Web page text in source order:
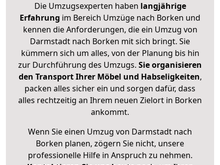
Die Umzugsexperten haben langjährige
Erfahrung im Bereich Umzüge nach Borken und
kennen die Anforderungen, die ein Umzug von
Darmstadt nach Borken mit sich bringt. Sie
kümmern sich um alles, von der Planung bis hin
zur Durchführung des Umzugs. Sie organisieren
den Transport Ihrer Möbel und Habseligkeiten,
packen alles sicher ein und sorgen dafür, dass
alles rechtzeitig an Ihrem neuen Zielort in Borken
ankommt.
Wenn Sie einen Umzug von Darmstadt nach
Borken planen, zögern Sie nicht, unsere
professionelle Hilfe in Anspruch zu nehmen.